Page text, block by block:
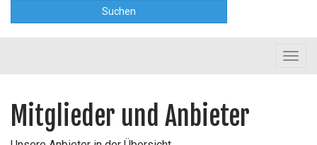
Mitglieder und Anbieter